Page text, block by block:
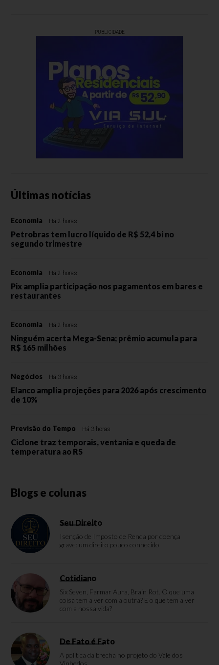
PUBLICIDADE
Últimas notícias
Economia Há 2 horas
Petrobras tem lucro líquido de R$ 52,4 bi no
segundo trimestre
Economia Há 2 horas
Pix amplia participação nos pagamentos em bares e
restaurantes
Economia Há 2 horas
Ninguém acerta Mega-Sena; prêmio acumula para
R$ 165 milhões
Negócios Há 3 horas
Elanco amplia projeções para 2026 após crescimento
de 10%
Previsão do Tempo Há 3 horas
Ciclone traz temporais, ventania e queda de
temperatura ao RS
Blogs e colunas
Seu Direito
Isenção de Imposto de Renda por doença
grave: um direito pouco conhecido
Cotidiano
Six Seven, Farmar Aura, Brain Rot. O que uma
coisa tem a ver com a outra? E o que tem a ver
com a nossa vida?
De Fato é Fato
A política da brecha no projeto do Vale dos
Vinhedos